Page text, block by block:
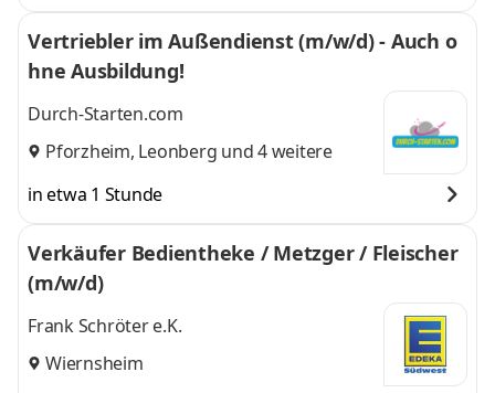
Vertriebler im Außendienst (m/w/d) - Auch o
hne Ausbildung!
Durch-Starten.com
Pforzheim, Leonberg und 4 weitere
in etwa 1 Stunde
Verkäufer Bedientheke / Metzger / Fleischer
(m/w/d)
Frank Schröter e.K.
Wiernsheim